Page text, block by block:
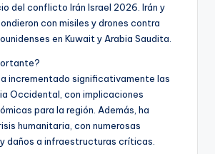
del conflicto Irán Israel 2026. Irán y
con misiles y drones contra
en Kuwait y Arabia Saudita.
incrementado significativamente las
Occidental, con implicaciones
para la región. Además, ha
humanitaria, con numerosas
daños a infraestructuras críticas.